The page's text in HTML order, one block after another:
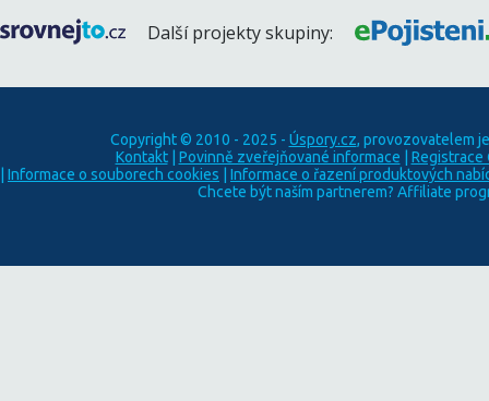
Další projekty skupiny:
Copyright © 2010 - 2025 - Úspory.cz, provozovatelem
Kontakt| Povinně zveřejňované informace
Registrace
Informace o souborech cookies
Informace o řazení produktových
Chcete být naším partnerem? Affiliate